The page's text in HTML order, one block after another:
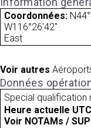
Coordonnées:
W116°26'42"
East
Voir autres
Données
Special qualification
Heure actuelle
Voir NOTAMs /